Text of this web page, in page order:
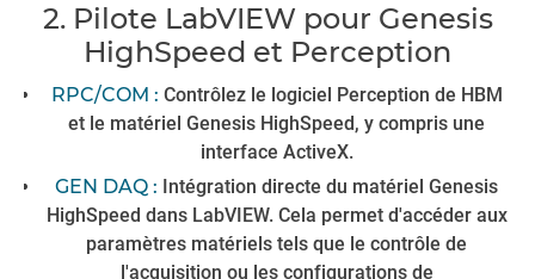
2. Pilote LabVIEW pour Genesis
HighSpeed et Perception
RPC/COM : Contrôlez le logiciel Perception de HBM
et le matériel Genesis HighSpeed, y compris une
interface ActiveX.
GEN DAQ : Intégration directe du matériel Genesis
HighSpeed dans LabVIEW. Cela permet d'accéder aux
paramètres matériels tels que le contrôle de
l'acquisition ou les configurations de